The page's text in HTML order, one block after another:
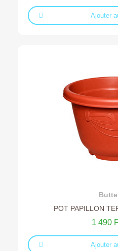
Ajouter
Ajouter
POT PAPILLON
1 490
Ajouter